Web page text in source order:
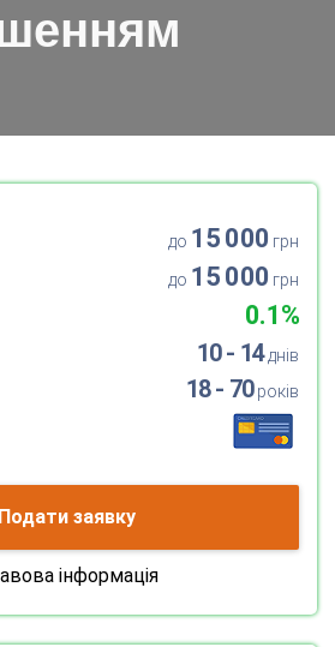
до 15 000 грн
до 15 000 грн
0.1%
10 - 14днів
18 - 70років
Подати заявку
інформація